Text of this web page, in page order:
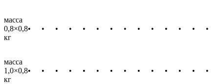
масса
0,8×0,8
кг
• • • • • • • • • • • • • •
масса
1,0×0,8
кг
• • • • • • • • • • • • • •